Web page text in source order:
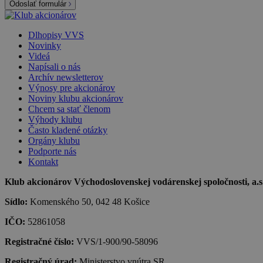
Odoslať formulár
Dlhopisy VVS
Novinky
Videá
Napísali o nás
Archív newsletterov
Výnosy pre akcionárov
Noviny klubu akcionárov
Chcem sa stať členom
Výhody klubu
Často kladené otázky
Orgány klubu
Podporte nás
Kontakt
Klub akcionárov Východoslovenskej vodárenskej spoločnosti,
Sídlo: Komenského 50, 042 48 Košice
IČO: 52861058
Registračné číslo: VVS/1-900/90-58096